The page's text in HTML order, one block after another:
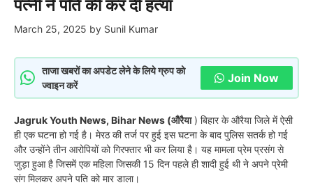
पत्नी ने पति की कर दी हत्या
March 25, 2025 by Sunil Kumar
ताजा खबरों का अपडेट लेने के लिये ग्रुप को
ज्वाइन करें
Join Now
Jagruk Youth News, Bihar News (औरैया) बिहार के औरैया जिले में ऐसी
ही एक घटना हो गई है। मेरठ की तर्ज पर हुई इस घटना के बाद पुलिस सतर्क हो गई
और उन्होंने तीन आरोपियों को गिरफ्तार भी कर लिया है। यह मामला प्रेम प्रसंग से
जुड़ा हुआ है जिसमें एक महिला जिसकी 15 दिन पहले ही शादी हुई थी ने अपने प्रेमी
संग मिलकर अपने पति को मार डाला।